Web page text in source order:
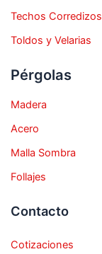
Techos Corredizos
Toldos y Velarias
Pérgolas
Madera
Acero
Malla Sombra
Follajes
Contacto
Cotizaciones